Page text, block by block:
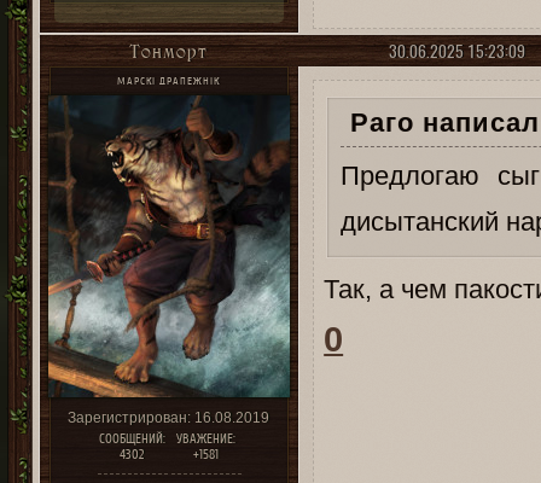
30.06.2025 15:23:09
Тонморт
МАРСКІ ДРАПЕЖНІК
Зарегистрирован: 16.08.2019
СООБЩЕНИЙ:
4302
УВАЖЕНИЕ:
+1581
Раго
Предлогаю
дисытанский
Так, а чем
0